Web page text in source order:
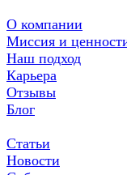
О компании
Миссия и
Наш подход
Карьера
Отзывы
Блог
Статьи
Новости